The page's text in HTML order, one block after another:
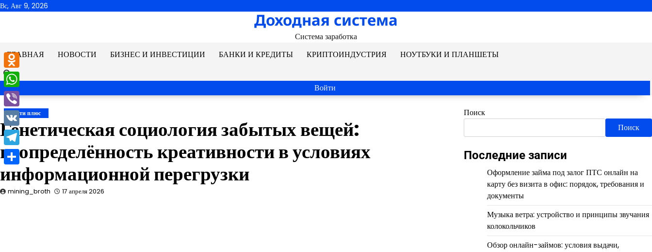
Перейти
Вс, Авг 9, 2026
Доходная система
Система заработка
ГЛАВНАЯ
НОВОСТИ БИЗНЕС И ИНВЕСТИЦИИ БАНКИ И КРЕДИТЫ КРИПТОИНДУСТРИЯ НОУТБУКИ И ПЛАНШЕТЫ
Войти
Новости плюс
Генетическая социология забытых вещей:
неопределённость креативности в условиях
информационной перегрузки
mining_broth 17 апреля 2026
Поиск
Поиск
Последние записи
Оформление займа под залог ПТС онлайн на
карту без визита в офис: порядок, требования и
документы
Музыка ветра: устройство и принципы звучания
колокольчиков
Обзор онлайн-займов: условия выдачи,
Odnoklassniki
WhatsApp
Viber
VK
Telegram
Отправить